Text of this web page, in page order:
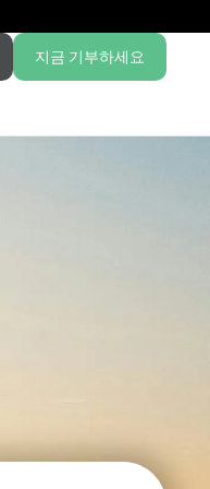
지금 기부하세요